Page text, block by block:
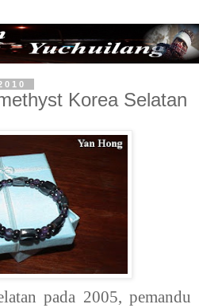
Korea Selatan
pada 2005, pemandu